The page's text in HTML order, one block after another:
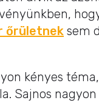
őrületnek sem
kényes
Sajnos